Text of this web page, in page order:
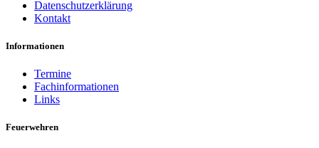
Datenschutzerklärung
Kontakt
Informationen
Termine
Fachinformationen
Links
Feuerwehren